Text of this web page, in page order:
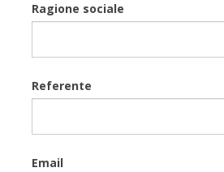
Ragione sociale
Referente
Email